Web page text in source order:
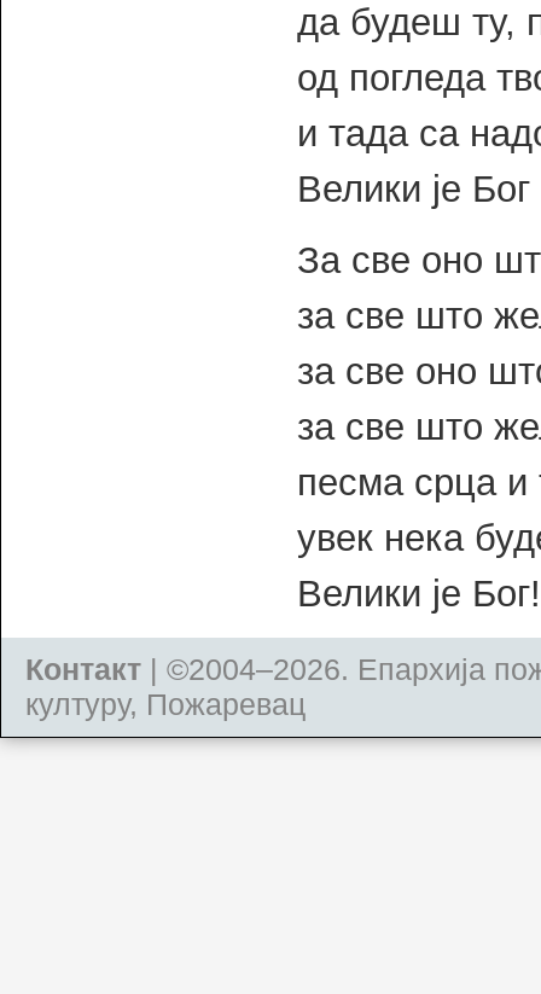
да будеш ту,
од погледа
и тада са
Велики је Бог
За све оно
за све што
за све оно
за све што
песма срца и
увек нека
Велики је Бог!
Контакт | ©2004–2026. Епархија
културу, Пожаревац